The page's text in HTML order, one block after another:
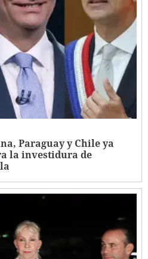
Paraguay y Chile ya
la investidura de